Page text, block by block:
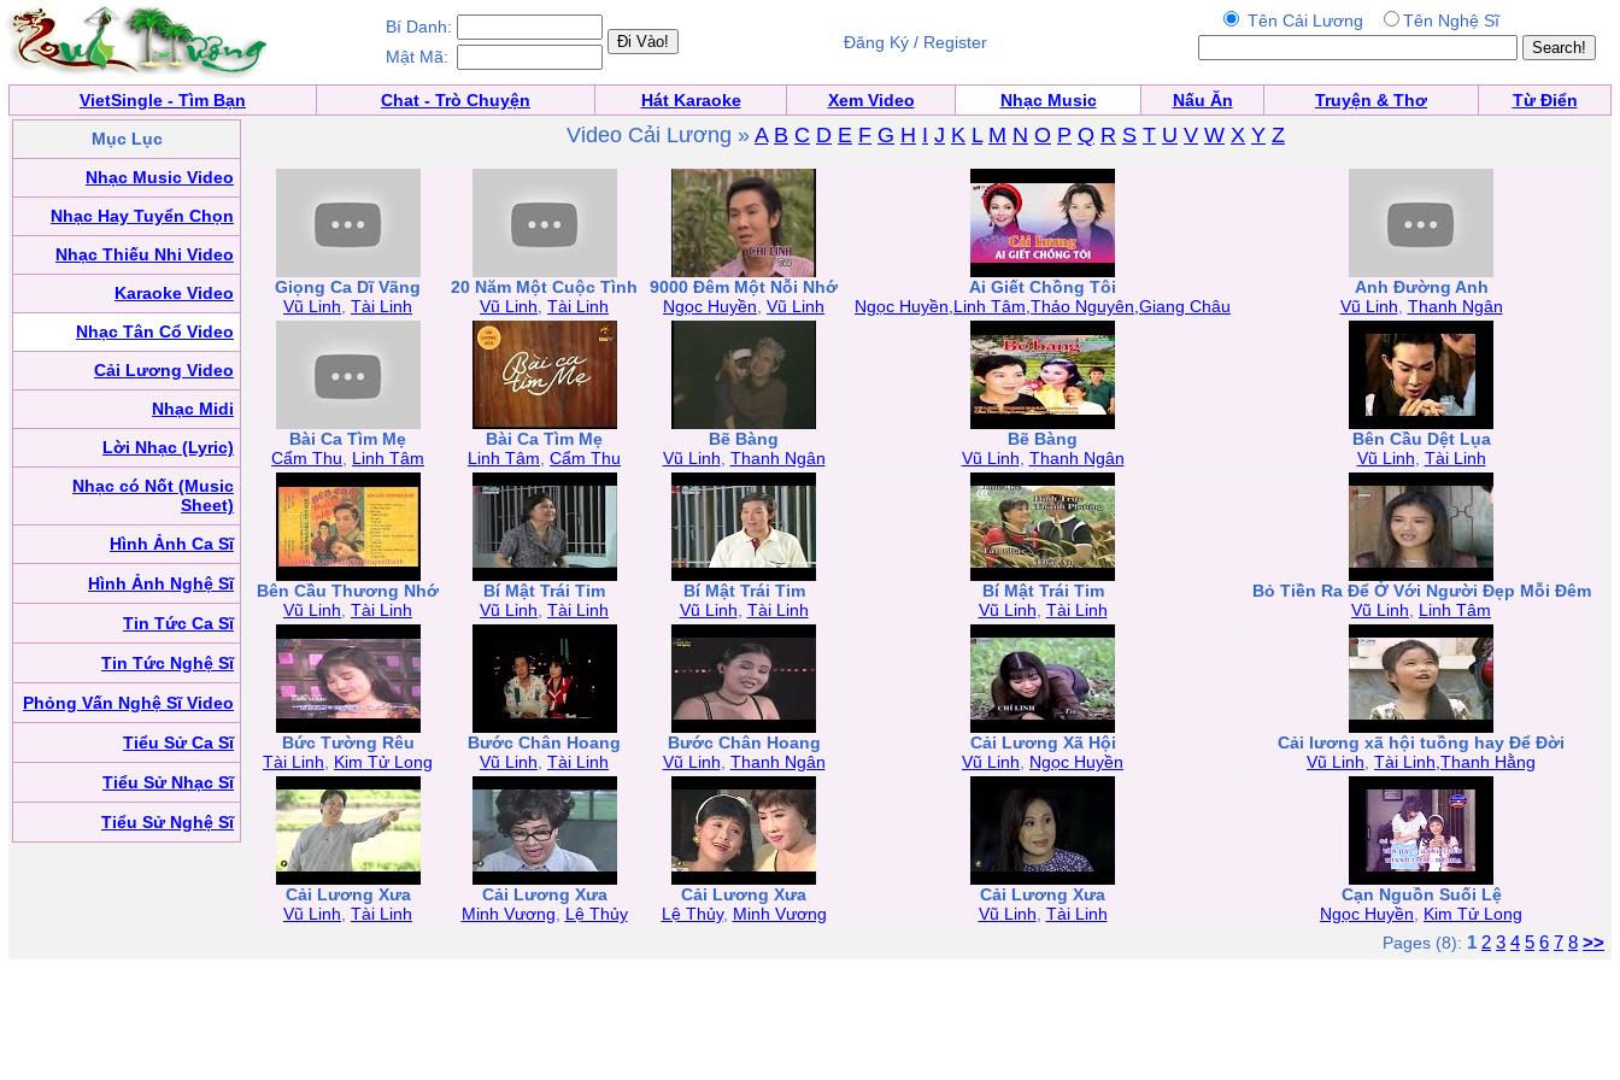
Bí Danh:
Mật Mã:
Đăng Ký / Register
Tên Cải Lương Tên Nghệ Sĩ
VietSingle - Tìm Bạn Chat - Trò Chuyện Hát Karaoke Xem Video Nhạc Music Nấu Ăn Truyện & Thơ
Từ Điển
Mục Lục
Nhạc Music Video
Nhạc Hay Tuyển Chọn
Nhạc Thiếu Nhi Video
Karaoke Video
Nhạc Tân Cổ Video
Cải Lương Video
Nhạc Midi
Lời Nhạc (Lyric)
Nhạc có Nốt (Music
Sheet)
Hình Ảnh Ca Sĩ
Hình Ảnh Nghệ Sĩ
Tin Tức Ca Sĩ
Tin Tức Nghệ Sĩ
Phỏng Vấn Nghệ Sĩ Video
Tiểu Sử Ca Sĩ
Tiểu Sử Nhạc Sĩ
Tiểu Sử Nghệ Sĩ
Video Cải Lương » A B C D E F G H I J K L M N O P Q R S T U V W X Y Z
Giọng Ca Dĩ Vãng
Vũ Linh Tài Linh
20 Năm Một Cuộc Tình
Vũ Linh Tài Linh
9000 Đêm Một Nỗi Nhớ
Ngọc Huyền Vũ Linh
Ai Giết Chồng Tôi
Ngọc Huyền,Linh Tâm,Thảo Nguyên,Giang Châu
Anh Đường Anh
Vũ Linh Thanh Ngân
Bài Ca Tìm Mẹ
Cẩm Thu
Linh Tâm
Bài Ca Tìm Mẹ
Linh Tâm Cẩm Thu
Bẽ Bàng
Vũ Linh Thanh Ngân
Bẽ Bàng
Vũ Linh Thanh Ngân
Bên Cầu Dệt Lụa
Vũ Linh Tài Linh
Bên Cầu Thương Nhớ
Vũ Linh Tài Linh
Bí Mật Trái Tim
Vũ Linh Tài Linh
Bí Mật Trái Tim
Vũ Linh Tài Linh
Bí Mật Trái Tim
Vũ Linh Tài Linh
Bỏ Tiền Ra Để Ở Với Người Đẹp Mỗi Đêm
Vũ Linh
Linh Tâm
Bức Tường Rêu
Tài Linh
Kim Tử Long
Bước Chân Hoang
Vũ Linh Tài Linh
Bước Chân Hoang
Vũ Linh Thanh Ngân
Cải Lương Xã Hội
Vũ Linh
Ngọc Huyền
Cải lương xã hội tuồng hay Để Đời
Vũ Linh Tài Linh,Thanh Hằng
Cải Lương Xưa
Vũ Linh Tài Linh
Cải Lương Xưa
Minh Vương
Lệ Thủy
Cải Lương Xưa
Lệ Thủy, Minh Vương
Cải Lương Xưa
Vũ Linh Tài Linh
Cạn Nguồn Suối Lệ
Ngọc Huyền
Kim Tử Long
Pages (8): 1 2 3 4 5 6 7 8 >>